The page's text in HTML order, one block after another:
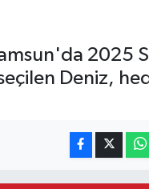
2025
Deniz,